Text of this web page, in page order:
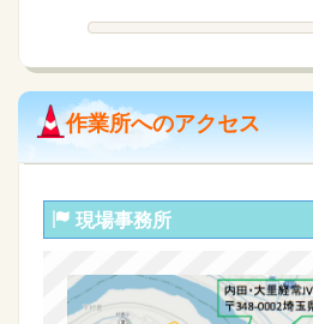
作業所へのアクセス
現場事務所